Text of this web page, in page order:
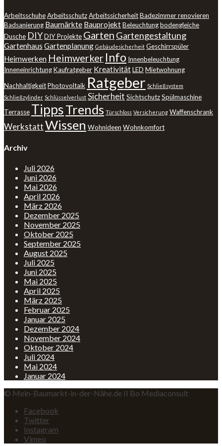
ArbeitsschuheArbeitsschutzArbeitssicherheitBadezimmer renovieren
Badsanierung Baumärkte BauprojektBeleuchtungbodengleiche
Dusche DIYDIY Projekte Garten Gartengestaltung
Gartenhaus Gartenplanung Gebäudesicherheit Geschirrspüler
Heimwerken Heimwerker Info Innenbeleuchtung
InneneinrichtungKaufratgeber KreativitätLED Mietwohnung
NachhaltigkeitPhotovoltaik Ratgeber Schließsystem
Schließzylinder Schlüsselverlust Sicherheit SichtschutzSpülmaschine
Terrasse TippsTrends Türschloss Versicherung Waffenschrank
WerkstattWissen Wohnideen Wohnkomfort
Archiv
Juli 2026
Juni 2026
Mai 2026
April 2026
März 2026
Dezember 2025
November 2025
Oktober 2025
September 2025
August 2025
Juli 2025
Juni 2025
Mai 2025
April 2025
März 2025
Februar 2025
Januar 2025
Dezember 2024
November 2024
Oktober 2024
Juli 2024
Mai 2024
Januar 2024
© Mein-Baumarkt-in-der-Nähe.de II Bo Mediaconsult
Facebook
Twitter
Instagram
Vimeo